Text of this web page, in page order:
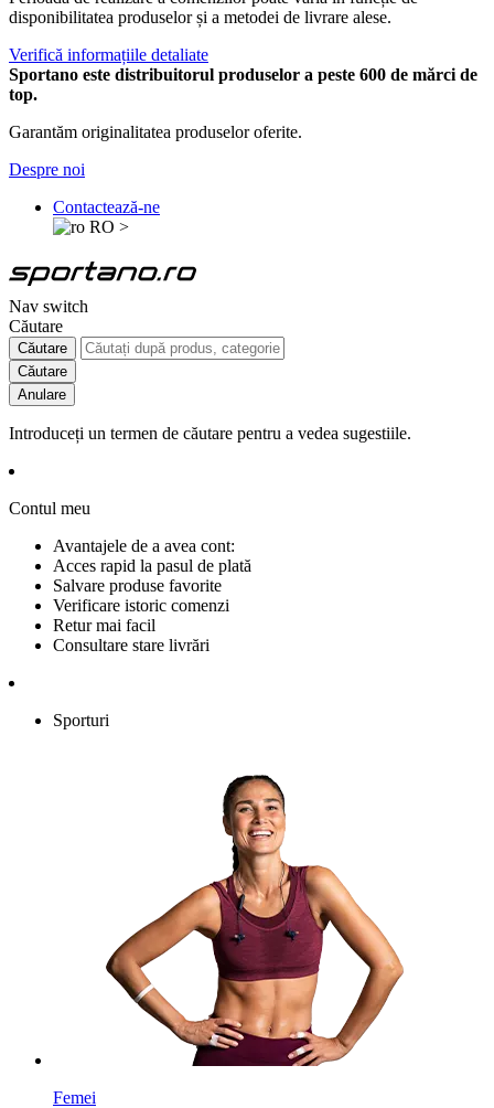
disponibilitatea produselor și a metodei de livrare alese.
Verifică informațiile detaliate
Sportano este distribuitorul produselor a peste 600 de mărci de
top.
Garantăm originalitatea produselor oferite.
Despre noi
Contactează-ne
RO >
Nav switch
Căutare
Căutare
Căutare
Anulare
Introduceți un termen de căutare pentru a vedea sugestiile.
Contul meu
Avantajele de a avea cont:
Acces rapid la pasul de plată
Salvare produse favorite
Verificare istoric comenzi
Retur mai facil
Consultare stare livrări
Sporturi
Femei